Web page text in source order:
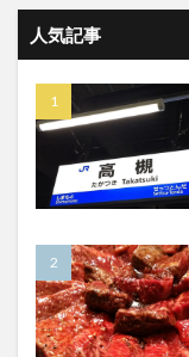
人気記事